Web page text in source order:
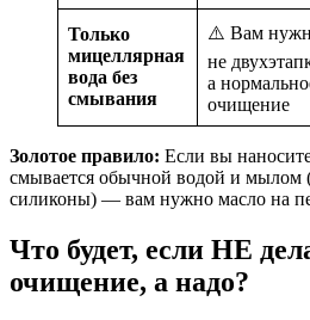
Только
мицеллярная
вода без
смывания
⚠️ Вам
не
а
очищение
Золотое правило: Если вы
смывается обычной водой и мылом
силиконы) — вам нужно масло на
Что будет, если НЕ
очищение, а надо?